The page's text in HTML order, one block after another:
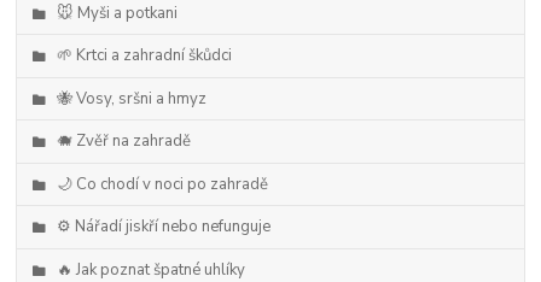
🐭 Myši a potkani
🌱 Krtci a zahradní škůdci
🐝 Vosy, sršni a hmyz
🐗 Zvěř na zahradě
🌙 Co chodí v noci po zahradě
⚙️ Nářadí jiskří nebo nefunguje
🔥 Jak poznat špatné uhlíky